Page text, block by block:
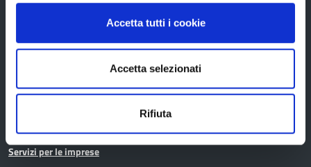
Accetta tutti i cookie
Accetta selezionati
Rifiuta
Servizi per le imprese